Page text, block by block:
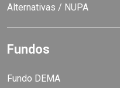
Alternativas / NUPA
Fundos
Fundo DEMA